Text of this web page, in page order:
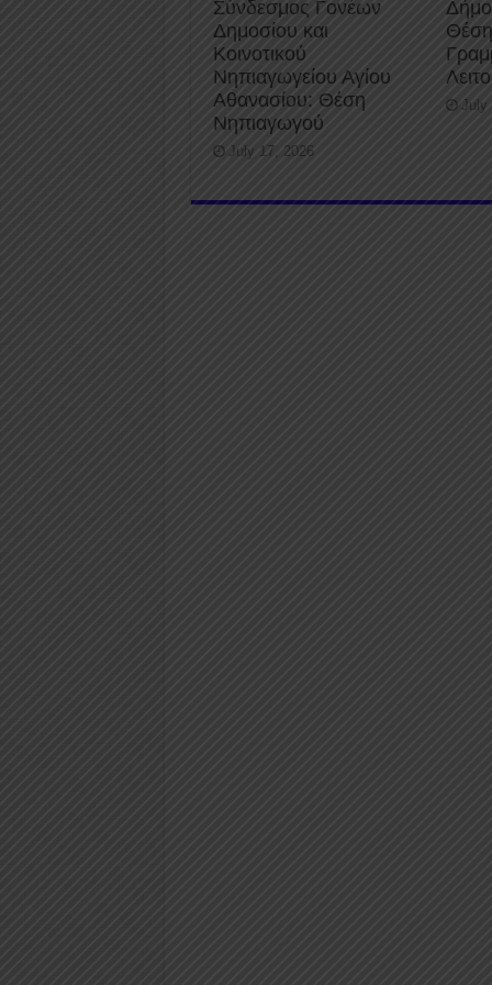
Σύνδεσμος Γονέων
Δημοσίου και
Κοινοτικού
Νηπιαγωγείου Αγίου
Αθανασίου: Θέση
Νηπιαγωγού
July 17, 2026
July